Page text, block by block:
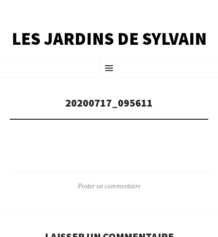
LES JARDINS DE SYLVAIN
Menu
AU
20200717_095611
Poster un commentaire